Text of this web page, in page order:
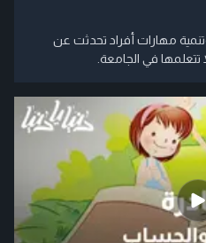
مهارات أفراد تحدثت عن
في الجامعة.